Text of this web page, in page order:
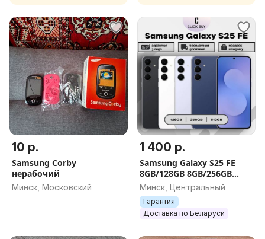
10 р.
Samsung Corby
нерабочий
Минск, Московский
1 400 р.
Samsung Galaxy S25 FE
8GB/128GB 8GB/256GB
8GB/512GB
Минск, Центральный
Гарантия
Доставка по Беларуси